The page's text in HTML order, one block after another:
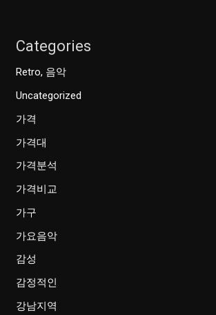
Categories
Retro, 음악
Uncategorized
가격
가격대
가격분석
가격비교
가구
가요음악
감성
감정적인
강남지역